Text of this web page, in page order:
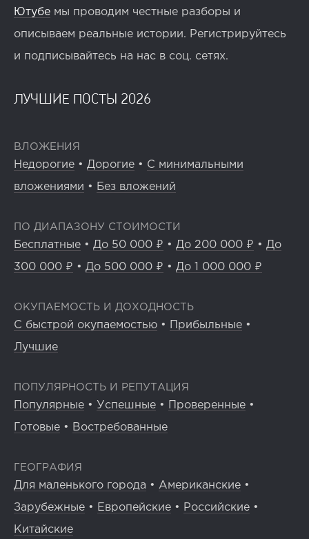
Ютубе мы проводим честные разборы и
описываем реальные истории. Регистрируйтесь
и подписывайтесь на нас в соц. сетях.
ЛУЧШИЕ ПОСТЫ 2026
ВЛОЖЕНИЯ
Недорогие • Дорогие • С минимальными
вложениями • Без вложений
ПО ДИАПАЗОНУ СТОИМОСТИ
Бесплатные • До 50 000 ₽ • До 200 000 ₽ • До
300 000 ₽ • До 500 000 ₽ • До 1 000 000 ₽
ОКУПАЕМОСТЬ И ДОХОДНОСТЬ
С быстрой окупаемостью • Прибыльные •
Лучшие
ПОПУЛЯРНОСТЬ И РЕПУТАЦИЯ
Популярные • Успешные • Проверенные •
Готовые • Востребованные
ГЕОГРАФИЯ
Для маленького города • Американские •
Зарубежные • Европейские • Российские •
Китайские